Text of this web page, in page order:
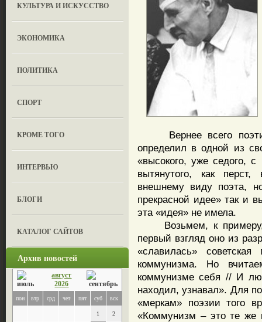
КУЛЬТУРА И ИСКУССТВО
ЭКОНОМИКА
ПОЛИТИКА
СПОРТ
КРОМЕ ТОГО
ИНТЕРВЬЮ
БЛОГИ
КАТАЛОГ САЙТОВ
Архив новостей
август
2026
пон втр срд чет пят суб вск
1 2
Вернее всего
определил в одной из
«высокого, уже седого,
вытянутого, как
внешнему виду поэта,
прекрасной идее» так и
эта «идея» не имела.
Возьмем, к примеру,
первый взгляд оно из
«славилась»
коммунизма. Но
коммунизме себя // И
находил, узнавал». Для
«меркам» поэзии того
«Коммунизм – это те